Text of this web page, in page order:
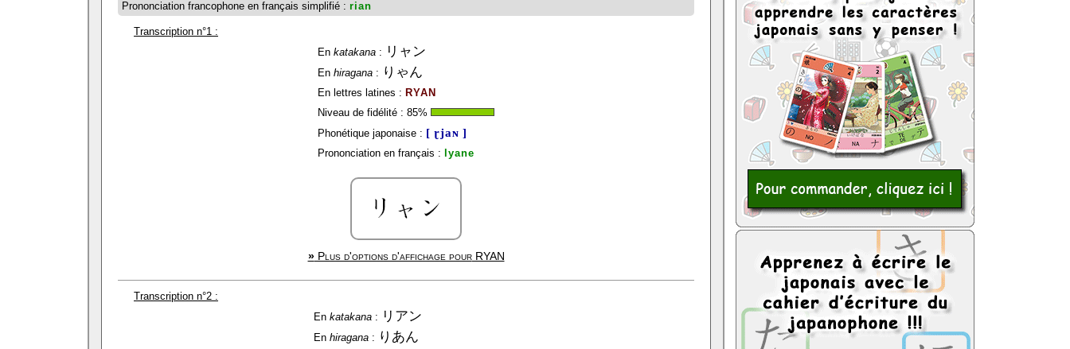
Prononciation francophone en français simplifié : rian
Transcription n°1 :
En katakana : リャン
En hiragana : りゃん
En lettres latines : RYAN
Niveau de fidélité : 85%
Phonétique japonaise : [ ɽjaɴ ]
Prononciation en français : lyane
»Plus d'options d'affichage pourRYAN
Transcription n°2 :
En katakana: リアン
En hiragana: りあん